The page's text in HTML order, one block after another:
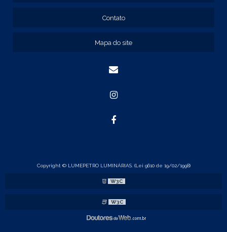
REF: 160105
Contato
Mapa do site
Copyright © LUMEPETRO LUMINÁRIAS. (Lei 9610 de 19/02/1998)
W3C
W3C